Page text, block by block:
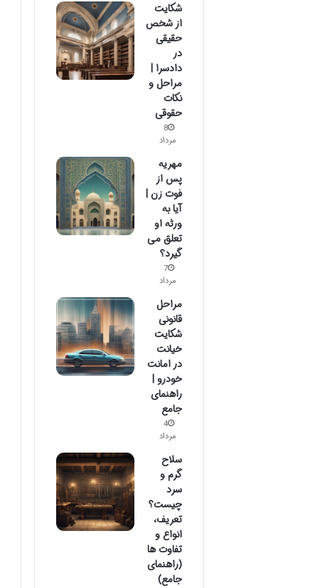
شکایت
از شخص
حقیقی
در
دادسرا |
مراحل و
نکات
حقوقی
8
مرداد
مهریه
پس از
فوت زن |
آیا به
ورثه او
تعلق می
گیرد؟
7
مرداد
مراحل
قانونی
شکایت
خیانت
در امانت
خودرو |
راهنمای
جامع
4
مرداد
سلاح
گرم و
سرد
چیست؟
تعریف،
انواع و
تفاوت ها
(راهنمای
جامع)